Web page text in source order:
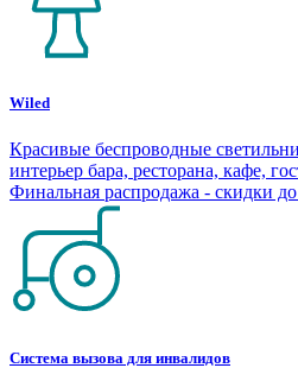
Wiled
Красивые беспроводные
интерьер бара, ресторана, кафе,
Финальная распродажа - скидки
Система вызова для инвалидов